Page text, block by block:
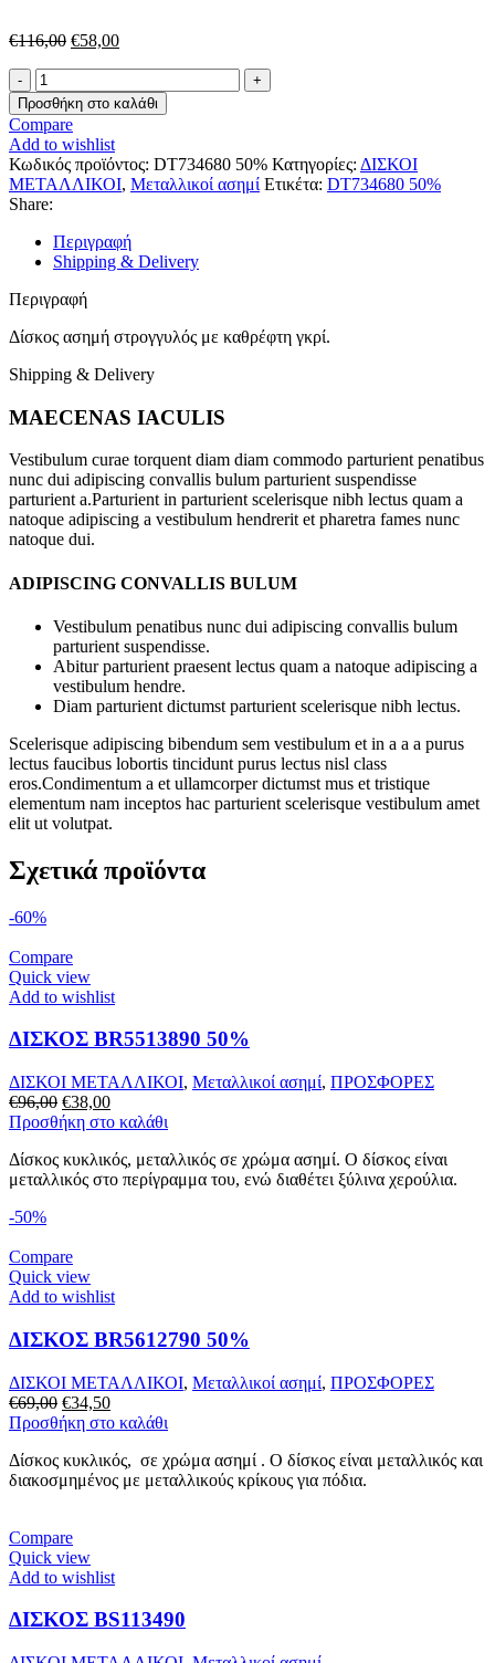
€116,00 Original
€116,00.
€58,00Η
είναι:
€58,00.
ΔΙΣΚΟΣ
DT734680
50%
ποσότητα
Προσθήκη στο καλάθι
Compare
Add to wishlist
Κωδικός προϊόντος: DT734680 50% Κατηγορίες: ΔΙΣΚΟΙ
ΜΕΤΑΛΛΙΚΟΙ, Μεταλλικοί ασημί Ετικέτα: DT734680 50%
Share:
Περιγραφή
Shipping & Delivery
Περιγραφή
Δίσκος ασημή στρογγυλός με καθρέφτη γκρί.
Shipping & Delivery
MAECENAS IACULIS
Vestibulum curae torquent diam diam commodo parturient penatibus
nunc dui adipiscing convallis bulum parturient suspendisse
parturient a.Parturient in parturient scelerisque nibh lectus quam a
natoque adipiscing a vestibulum hendrerit et pharetra fames nunc
natoque dui.
ADIPISCING CONVALLIS BULUM
Vestibulum penatibus nunc dui adipiscing convallis bulum
parturient suspendisse.
Abitur parturient praesent lectus quam a natoque adipiscing a
vestibulum hendre.
Diam parturient dictumst parturient scelerisque nibh lectus.
Scelerisque adipiscing bibendum sem vestibulum et in a a a purus
lectus faucibus lobortis tincidunt purus lectus nisl class
eros.Condimentum a et ullamcorper dictumst mus et tristique
elementum nam inceptos hac parturient scelerisque vestibulum amet
elit ut volutpat.
Σχετικά προϊόντα
-60%
Compare
Quick view
Add to wishlist
ΔΙΣΚΟΣ BR5513890 50%
ΔΙΣΚΟΙ ΜΕΤΑΛΛΙΚΟΙ, Μεταλλικοί ασημί, ΠΡΟΣΦΟΡΕΣ
€96,00 Original
price
€96,00.
€38,00Η
τρέχουσα
είναι:
€38,00.
Προσθήκη στο καλάθι
Δίσκος κυκλικός, μεταλλικός σε χρώμα ασημί. Ο δίσκος είναι
μεταλλικός στο περίγραμμα του, ενώ διαθέτει ξύλινα χερούλια.
-50%
Compare
Quick view
Add to wishlist
ΔΙΣΚΟΣ BR5612790 50%
ΔΙΣΚΟΙ ΜΕΤΑΛΛΙΚΟΙ, Μεταλλικοί ασημί, ΠΡΟΣΦΟΡΕΣ
€69,00 Original
price
€69,00.
€34,50Η
τρέχουσα
είναι:
€34,50.
Προσθήκη στο καλάθι
Δίσκος κυκλικός, σε χρώμα ασημί . Ο δίσκος είναι μεταλλικός και
διακοσμημένος με μεταλλικούς κρίκους για πόδια.
Compare
Quick view
Add to wishlist
ΔΙΣΚΟΣ BS113490